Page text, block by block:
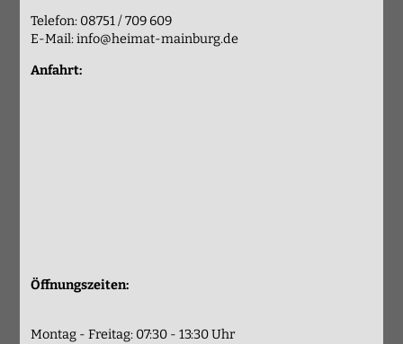
Telefon: 08751 / 709 609
E-Mail:info@heimat-mainburg.de
Anfahrt:
Öffnungszeiten:
Montag - Freitag: 07:30 - 13:30 Uhr